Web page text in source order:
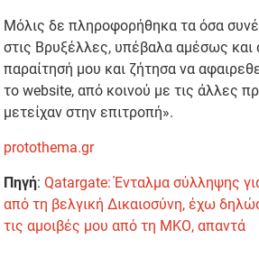
Μόλις δε πληροφορήθηκα τα όσα
στις Βρυξέλλες, υπέβαλα αμέσως και
παραίτησή μου και ζήτησα να
το website, από κοινού με τις άλλες
μετείχαν στην επιτροπή».
protothema.gr
Πηγή:Qatargate: Ένταλμα σύλληψης
από τη βελγική Δικαιοσύνη, έχω
τις αμοιβές μου από τη ΜΚΟ, απαντά